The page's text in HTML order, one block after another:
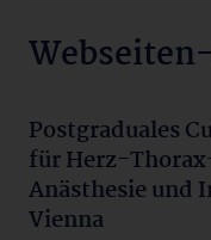
Postgraduales
für Herz-
Anästhesie und
Vienna